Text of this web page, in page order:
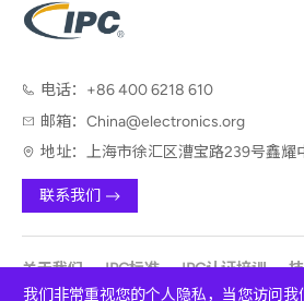
我们非常重视您的个人隐私，当您访问我
电话： +86 400 6218 610
邮箱： China@electronics.org
地址： 上海市徐汇区漕宝路239号鑫耀
联系我们
关于我们 IPC标准 IPC认证培训